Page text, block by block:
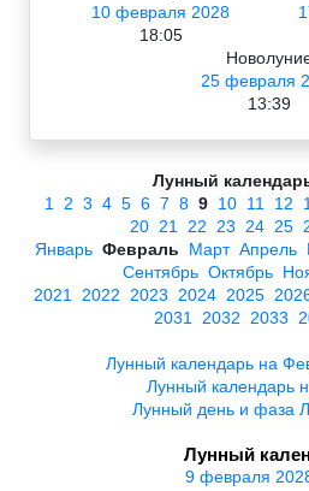
10 февраля 2028
18:05
25 февраля
13:39
Лунный
1
2 3 4 5 6 7 8 9 10 11 12
20 21 22 23 24 25
Январь Февраль Март Апрель
Сентябрь Октябрь
2021
2022 2023 2024 2025
2031
2032 2033
Лунный календарь на
Лунный календарь
Лунный день и фаза
Лунный
9 февраля